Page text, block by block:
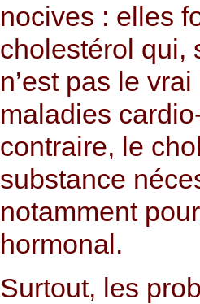
nocives : elles
cholestérol qui,
n’est pas le
maladies
contraire, le
substance
notamment
hormonal.
Surtout, les